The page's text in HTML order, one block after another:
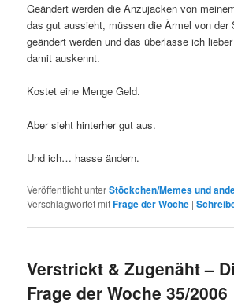
Geändert werden die Anzujacken von
das gut aussieht, müssen die Ärmel von der
geändert werden und das überlasse ich
damit auskennt.
Kostet eine Menge Geld.
Aber sieht hinterher gut aus.
Und ich… hasse ändern.
Veröffentlicht unterStöckchen/Memes und
Verschlagwortet mitFrage der Woche |
Verstrickt & Zugenäht –
Frage der Woche 35/2006